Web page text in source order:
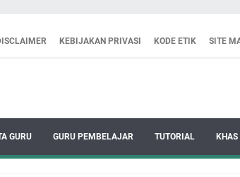
KEBIJAKAN PRIVASI KODE ETIK SITE
GURU GURU PEMBELAJAR TUTORIAL